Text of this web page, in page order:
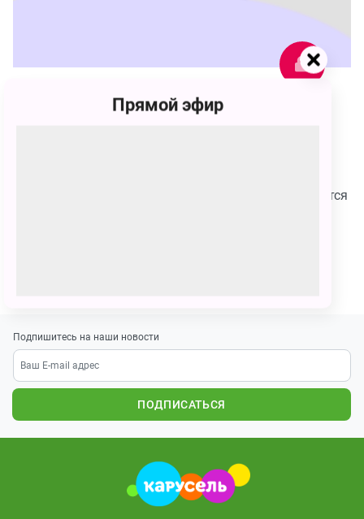
Рисовала с душой. Мне на самом деле очень нравится
Подпишитесь на наши новости
ПОДПИСАТЬСЯ
Прямой эфир